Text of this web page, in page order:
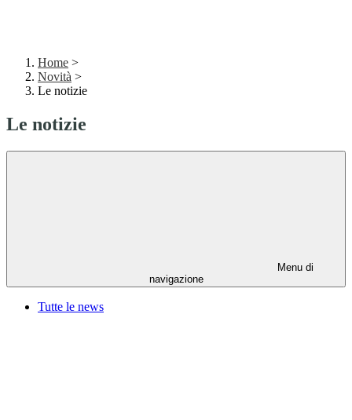
Home >
Novità >
Le notizie
Le notizie
Menu di
navigazione
Tutte le news